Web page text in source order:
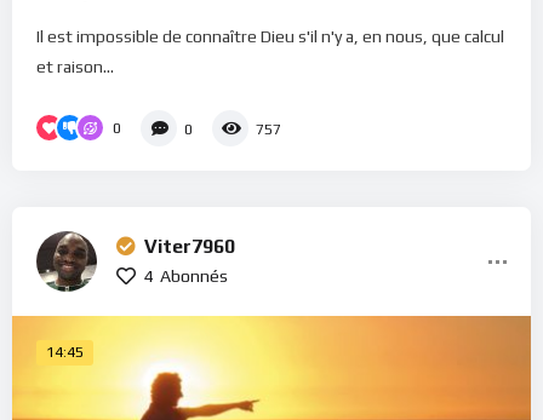
Il est impossible de connaître Dieu s'il n'y a, en nous, que calcul
et raison...
0 0 757
Viter7960
4 Abonnés
14:45